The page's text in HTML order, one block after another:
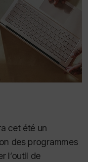
cet été un
des programmes
l’outil de